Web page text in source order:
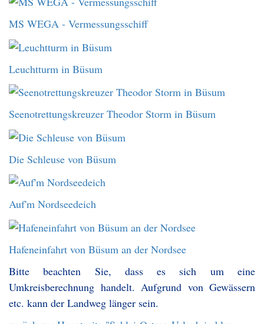
MS WEGA - Vermessungsschiff
Leuchtturm in Büsum
Seenotrettungskreuzer Theodor Storm in Büsum
Die Schleuse von Büsum
Auf'm Nordseedeich
Hafeneinfahrt von Büsum an der Nordsee
Bitte beachten Sie, dass es sich um eine
Umkreisberechnung handelt. Aufgrund von Gewässern
etc. kann der Landweg länger sein.